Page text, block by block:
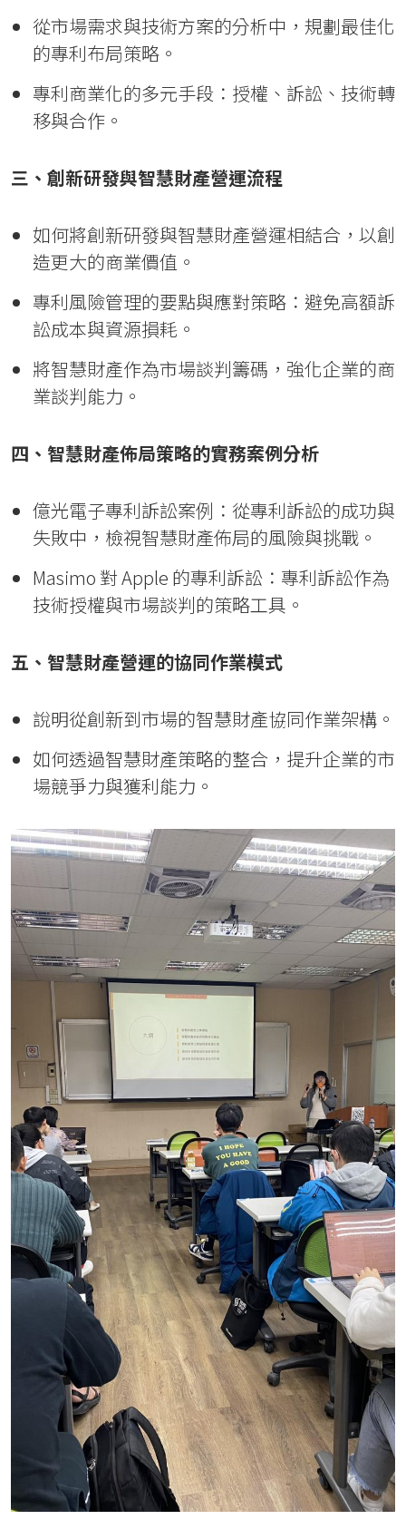
從市場需求與技術方案的分析中，規劃最佳化
的專利布局策略。
專利商業化的多元手段：授權、訴訟、技術轉
移與合作。
三、創新研發與智慧財產營運流程
如何將創新研發與智慧財產營運相結合，以創
造更大的商業價值。
專利風險管理的要點與應對策略：避免高額訴
訟成本與資源損耗。
將智慧財產作為市場談判籌碼，強化企業的商
業談判能力。
四、智慧財產佈局策略的實務案例分析
億光電子專利訴訟案例：從專利訴訟的成功與
失敗中，檢視智慧財產佈局的風險與挑戰。
Masimo 對 Apple 的專利訴訟：專利訴訟作為
技術授權與市場談判的策略工具。
五、智慧財產營運的協同作業模式
說明從創新到市場的智慧財產協同作業架構。
如何透過智慧財產策略的整合，提升企業的市
場競爭力與獲利能力。